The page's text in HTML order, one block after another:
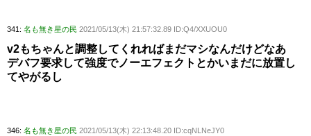
341: 名も無き星の民 2021/05/13(木) 21:57:32.89 ID:Q4/XXUOU0
v2もちゃんと調整してくれればまだマシなんだけどなあ
デバフ要求して強度でノーエフェクトとかいまだに放置し
てやがるし
346: 名も無き星の民 2021/05/13(木) 22:13:48.20 ID:cqNLNeJY0